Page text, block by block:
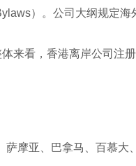
）。公司大纲规定
来看，香港离岸公司
摩亚、巴拿马、百慕大